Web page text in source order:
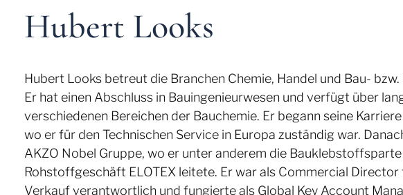
Hubert Looks
Hubert Looks betreut die Branchen Chemie, Handel und Bau-
Er hat einen Abschluss in Bauingenieurwesen und verfügt über
verschiedenen Bereichen der Bauchemie. Er begann seine
wo er für den Technischen Service in Europa zuständig war.
AKZO Nobel Gruppe, wo er unter anderem die
Rohstoffgeschäft ELOTEX leitete. Er war als Commercial
Verkauf verantwortlich und fungierte als Global Key Account